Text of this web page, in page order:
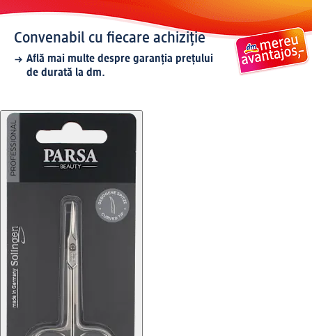
Convenabil cu fiecare achiziție
Află mai multe despre garanția prețului
de durată la dm.